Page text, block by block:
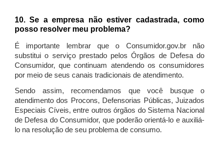
10. Se a empresa não estiver cadastrada, como
posso resolver meu problema?
É importante lembrar que o Consumidor.gov.br não
substitui o serviço prestado pelos Órgãos de Defesa do
Consumidor, que continuam atendendo os consumidores
por meio de seus canais tradicionais de atendimento.
Sendo assim, recomendamos que você busque o
atendimento dos Procons, Defensorias Públicas, Juizados
Especiais Cíveis, entre outros órgãos do Sistema Nacional
de Defesa do Consumidor, que poderão orientá-lo e auxiliá-
lo na resolução de seu problema de consumo.